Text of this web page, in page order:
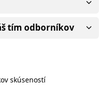
tím odborníkov
skúseností